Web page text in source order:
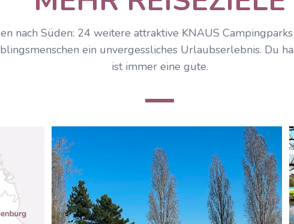
ENTDECKEN
nach Süden: 24 weitere attraktive KNAUS
ein unvergessliches Urlaubserlebnis. Du
ist immer eine gute.